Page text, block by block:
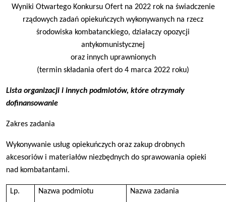
Wyniki Otwartego Konkursu Ofert na 2022 rok na świadczenie
rządowych zadań opiekuńczych wykonywanych na rzecz
środowiska kombatanckiego, działaczy opozycji
antykomunistycznej
oraz innych uprawnionych
(termin składania ofert do 4 marca 2022 roku)
Lista organizacji i innych podmiotów, które otrzymały
dofinansowanie
Zakres zadania
Wykonywanie usług opiekuńczych oraz zakup drobnych
akcesoriów i materiałów niezbędnych do sprawowania opieki
nad kombatantami.
Lp. Nazwa podmiotu Nazwa zadania